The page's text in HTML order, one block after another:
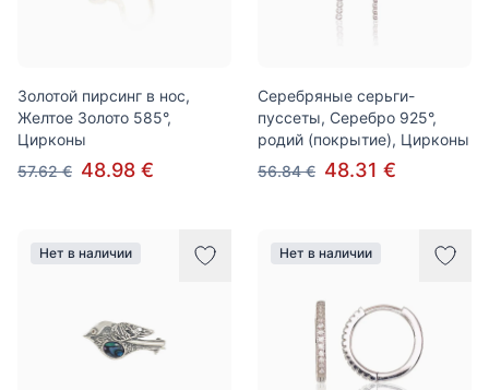
Золотой пирсинг в нос,
Желтое Золото 585°,
Цирконы
57.62 € 48.98 €
Серебряные серьги-
пуссеты, Серебро 925°,
родий (покрытие), Цирконы
56.84 € 48.31 €
Нет в наличии Нет в наличии